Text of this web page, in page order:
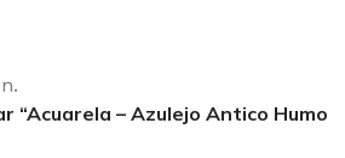
“Acuarela – Azulejo Antico Humo